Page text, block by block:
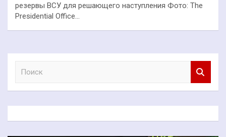
резервы ВСУ для решающего наступления Фото: The
Presidential Office…
к